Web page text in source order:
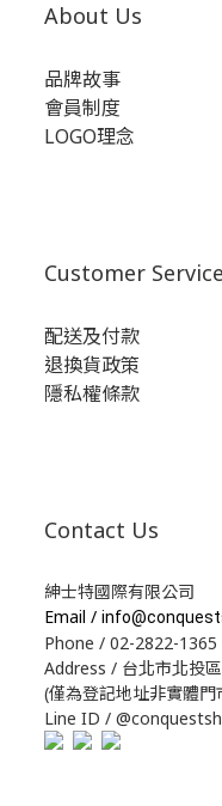
About Us
品牌故事
會員制度
LOGO理念
Customer Service
配送及付款
退換貨政策
隱私權條款
Contact Us
紳士特國際有限公司
Email /
Phone / 02-2822-1365
Address / 台北市北投
(僅為登記地址非實體
Line ID /